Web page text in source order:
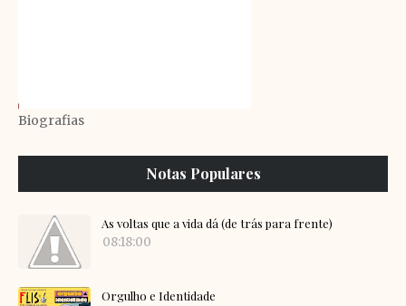
Biografias
Notas Populares
As voltas que a vida dá (de trás para frente)
08:18:00
Orgulho e Identidade